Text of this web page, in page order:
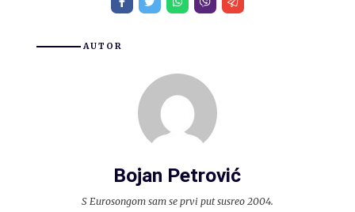
AUTOR
Bojan Petrović
S Eurosongom sam se prvi put susreo 2004.